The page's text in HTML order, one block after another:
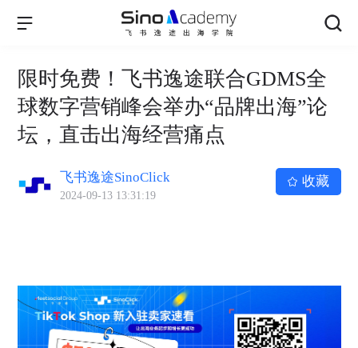
限时免费！飞书逸途联合GDMS全
球数字营销峰会举办“品牌出海”论
坛，直击出海经营痛点
飞书逸途SinoClick
2024-09-13 13:31:19
收藏